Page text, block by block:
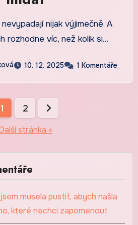
nijak výjimečně. A
rozhodne víc, než kolik si…
10. 12. 2025 1 Komentáře
1 2
stránka »
musela pustit, abych našla
které nechci zapomenout